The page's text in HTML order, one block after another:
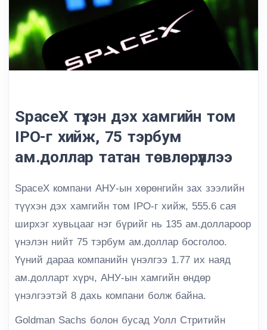
SpaceX түүхэн дэх хамгийн том
IPO-г хийж, 75 тэрбум
ам.доллар татан төвлөрүүллээ
SpaceX компани АНУ-ын хөрөнгийн зах зээлийн
түүхэн дэх хамгийн том IPO-г хийж, 555.6 сая
ширхэг хувьцааг нэг бүрийг нь 135 ам.доллароор
үнэлэн нийт 75 тэрбум ам.доллар босголоо.
Үүний дараа компанийн үнэлгээ 1.77 их наяд
ам.долларт хүрч, АНУ-ын хамгийн өндөр
үнэлгээтэй 8 дахь компани болж байна.
Goldman Sachs болон бусад Уолл Стритийн